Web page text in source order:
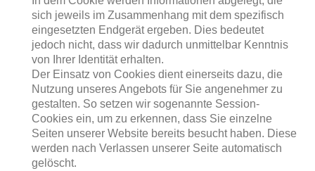
sich jeweils im Zusammenhang mit dem spezifisch
eingesetzten Endgerät ergeben. Dies bedeutet
jedoch nicht, dass wir dadurch unmittelbar Kenntnis
von Ihrer Identität erhalten.
Der Einsatz von Cookies dient einerseits dazu, die
Nutzung unseres Angebots für Sie angenehmer zu
gestalten. So setzen wir sogenannte Session-
Cookies ein, um zu erkennen, dass Sie einzelne
Seiten unserer Website bereits besucht haben. Diese
werden nach Verlassen unserer Seite automatisch
gelöscht.